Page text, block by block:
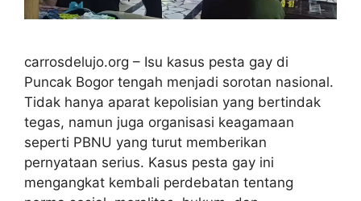
carrosdelujo.org – Isu kasus pesta gay di
Puncak Bogor tengah menjadi sorotan nasional.
Tidak hanya aparat kepolisian yang bertindak
tegas, namun juga organisasi keagamaan
seperti PBNU yang turut memberikan
pernyataan serius. Kasus pesta gay ini
mengangkat kembali perdebatan tentang